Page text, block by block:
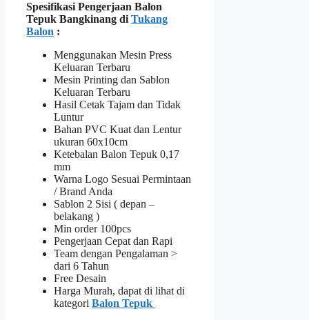
Spesifikasi Pengerjaan Balon
Tepuk Bangkinang di Tukang
Balon :
Menggunakan Mesin Press
Keluaran Terbaru
Mesin Printing dan Sablon
Keluaran Terbaru
Hasil Cetak Tajam dan Tidak
Luntur
Bahan PVC Kuat dan Lentur
ukuran 60x10cm
Ketebalan Balon Tepuk 0,17
mm
Warna Logo Sesuai Permintaan
/ Brand Anda
Sablon 2 Sisi ( depan –
belakang )
Min order 100pcs
Pengerjaan Cepat dan Rapi
Team dengan Pengalaman >
dari 6 Tahun
Free Desain
Harga Murah, dapat di lihat di
kategori Balon Tepuk